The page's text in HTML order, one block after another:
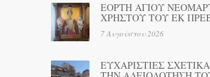
ΕΟΡΤΗ ΑΓΙΟΥ
ΧΡΗΣΤΟΥ ΤΟΥ ΕΚ
7 Αυγούστου 2026
ΕΥΧΑΡΙΣΤΙΕΣ